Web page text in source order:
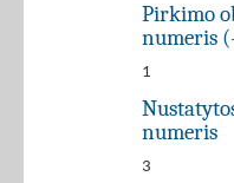
Pirkimo
numeris
1
numeris
3